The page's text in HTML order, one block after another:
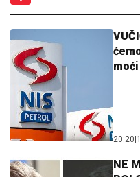
20:20
NE